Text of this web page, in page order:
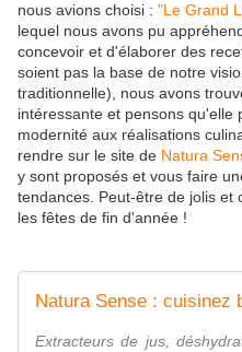
nous avions choisi : "Le Grand
lequel nous avons pu
concevoir et d'élaborer des
soient pas la base de notre
traditionnelle), nous avons
intéressante et pensons qu'elle
modernité aux réalisations
rendre sur le site de Natura
y sont proposés et vous faire
tendances. Peut-être de jolis et
les fêtes de fin d'année !
Extracteurs de jus,